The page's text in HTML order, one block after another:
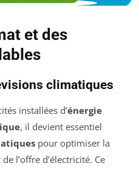
et des
climatiques
installées d’énergie
, il devient essentiel
pour optimiser la
l’offre d’électricité. Ce